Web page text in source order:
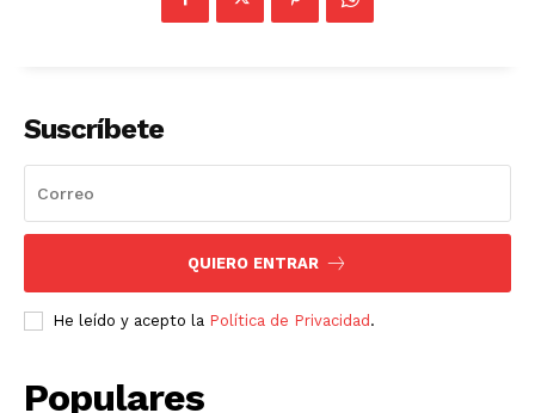
Suscríbete
QUIERO ENTRAR
He leído y acepto la Política de Privacidad.
Populares